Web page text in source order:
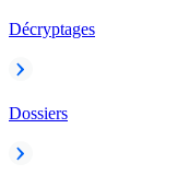
Décryptages
Dossiers